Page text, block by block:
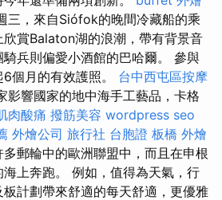
三，來自Siófok的晚間冷藏船的乘
賞Balaton湖的浪潮，帶有背景音
兵則偏愛小酒館的巴哈爾。 參與
個月的有效護照。 台中西屯區按摩
影響國家的地中海手工藝品，卡格
肉酸痛 撥筋美容 wordpress seo
外燴公司 旅行社 台胞證 板橋 外燴
郵輪中的歐洲聯盟中，而且在申根
上奔跑。 例如，值得為天氣，行
計劃帶來舒適的每天舒適，更優雅